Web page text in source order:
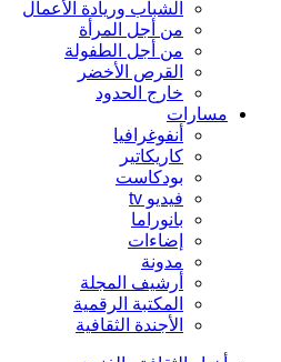
الشباب وريادة الأعمال
من أجل المرأة
من أجل الطفولة
القرص الأخضر
خارج الحدود
مسارات
أنفوغرافيا
كاريكاتير
بودكاست
فيديو tv
بانوراما
إضاءات
مدونة
أرشيف المجلة
المكتبة الرقمية
الأجندة الثقافية